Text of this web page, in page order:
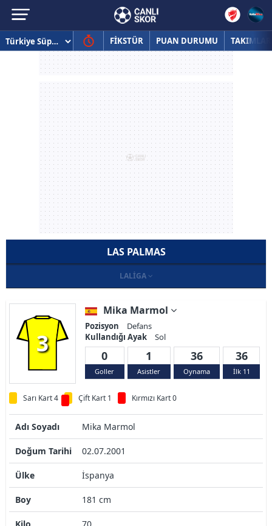
FİKSTÜR PUAN DURUMU TAKIMLAR
LAS PALMAS
LALIGA
3
Mika Marmol
Pozisyon
Defans
Kullandığı Ayak
Sol
0
Goller
1
Asistler
36
Oynama
36
İlk 11
Sarı Kart 4 Çift Kart 1 Kırmızı Kart 0
Adı Soyadı Mika Marmol
Doğum Tarihi 02.07.2001
Ülke İspanya
Boy 181 cm
Kilo 70